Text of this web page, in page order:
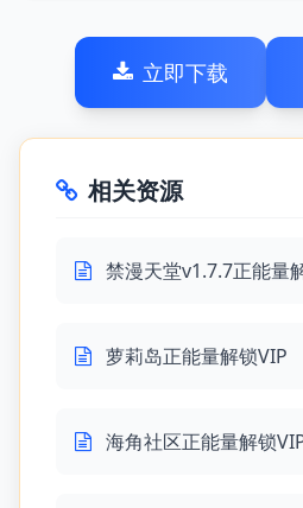
立即下载
相关资源
禁漫天堂v1.7.7正能量
萝莉岛正能量解锁VIP
海角社区正能量解锁